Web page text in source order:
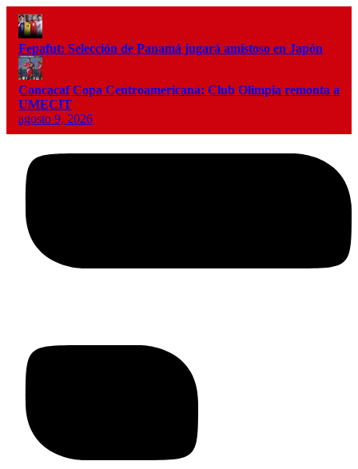
Fepafut: Selección de Panamá jugará amistoso en Japón
Concacaf Copa Centroamericana: Club Olimpia remonta a
UMECIT
agosto 9, 2026